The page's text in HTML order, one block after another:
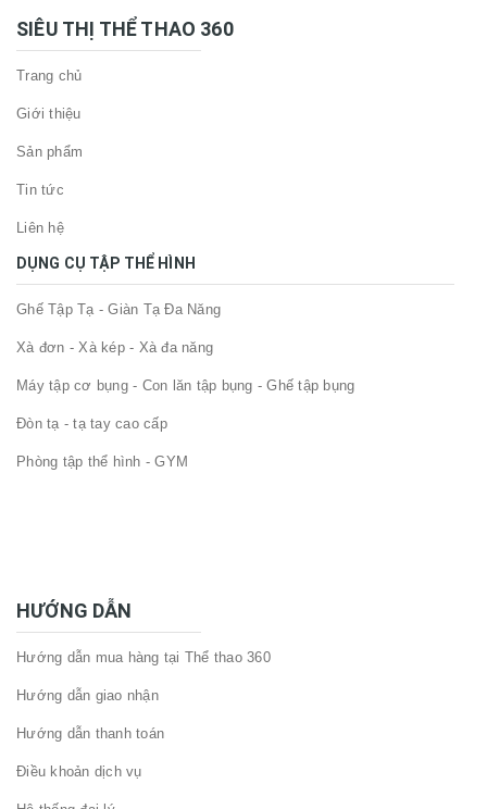
SIÊU THỊ THỂ THAO 360
Trang chủ
Giới thiệu
Sản phẩm
Tin tức
Liên hệ
DỤNG CỤ TẬP THỂ HÌNH
Ghế Tập Tạ - Giàn Tạ Đa Năng
Xà đơn - Xà kép - Xà đa năng
Máy tập cơ bụng - Con lăn tập bụng - Ghế tập bụng
Đòn tạ - tạ tay cao cấp
Phòng tập thể hình - GYM
HƯỚNG DẪN
Hướng dẫn mua hàng tại Thể thao 360
Hướng dẫn giao nhận
Hướng dẫn thanh toán
Điều khoản dịch vụ